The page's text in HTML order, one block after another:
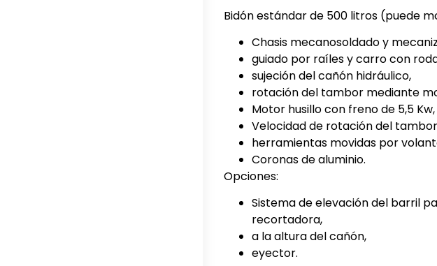
Bidón estándar de 500 litros (puede
Chasis mecanosoldado y
guiado por raíles y carro con
sujeción del cañón hidráulico,
rotación del tambor mediante
Motor husillo con freno de 5,5 Kw,
Velocidad de rotación del
herramientas movidas por
Coronas de aluminio.
Opciones:
Sistema de elevación del barril
recortadora,
a la altura del cañón,
eyector.